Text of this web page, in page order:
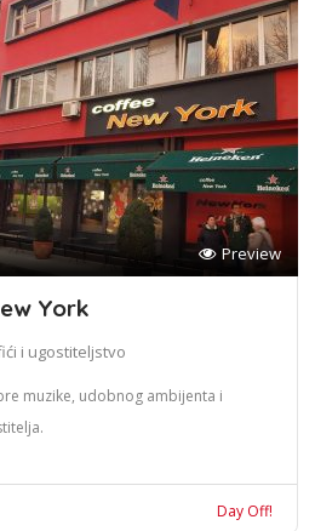
Preview
York
i ugostiteljstvo
muzike, udobnog ambijenta i
Day Off!